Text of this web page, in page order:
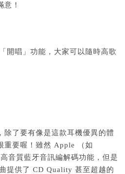
意！
開唱」功能，大家可以隨時高歌
除了要有像是這款耳機優異的體
重要喔！雖然 Apple （如
音質藍牙音訊編解碼功能，但是
提供了 CD Quality 甚至超越的